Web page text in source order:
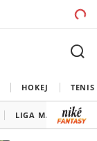
HOKEJ TENIS
LIGA MAJSTROV